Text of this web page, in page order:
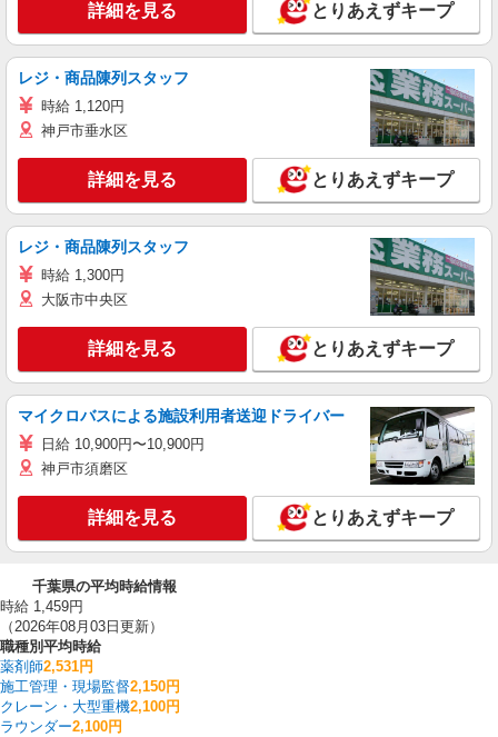
詳細を見る とりあえずキープ
レジ・商品陳列スタッフ
時給 1,120円
神戸市垂水区
詳細を見る とりあえずキープ
レジ・商品陳列スタッフ
時給 1,300円
大阪市中央区
詳細を見る とりあえずキープ
マイクロバスによる施設利用者送迎ドライバー
日給 10,900円〜10,900円
神戸市須磨区
詳細を見る とりあえずキープ
千葉県の平均時給情報
時給 1,459円
（2026年08月03日更新）
職種別平均時給
薬剤師2,531円
施工管理・現場監督2,150円
クレーン・大型重機2,100円
ラウンダー2,100円